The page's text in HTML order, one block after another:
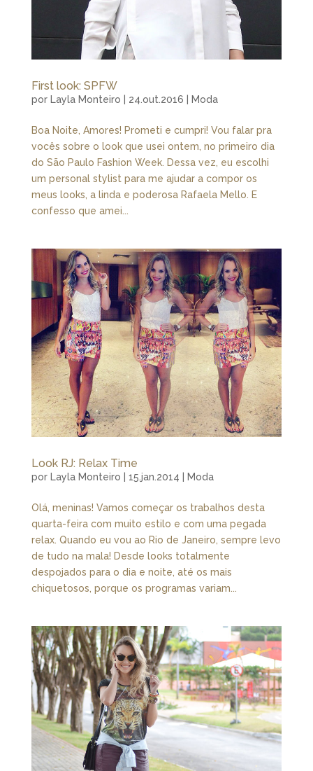
First look: SPFW
por Layla Monteiro 24.out.2016 Moda
Boa Noite, Amores! Prometi e cumpri! Vou falar pra
vocês sobre o look que usei ontem, no primeiro dia
do São Paulo Fashion Week. Dessa vez, eu escolhi
um personal stylist para me ajudar a compor os
meus looks, a linda e poderosa Rafaela Mello. E
confesso que amei...
Look RJ: Relax Time
por Layla Monteiro | 15.jan.2014 | Moda
Olá, meninas! Vamos começar os trabalhos desta
quarta-feira com muito estilo e com uma pegada
relax. Quando eu vou ao Rio de Janeiro, sempre levo
de tudo na mala! Desde looks totalmente
despojados para o dia e noite, até os mais
chiquetosos, porque os programas variam...